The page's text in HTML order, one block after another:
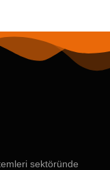
sektöründe